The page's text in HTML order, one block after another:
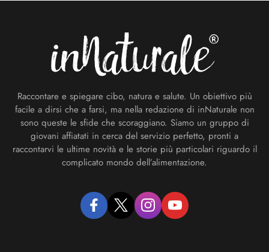
Raccontare e spiegare cibo, natura e salute. Un obiettivo più
facile a dirsi che a farsi, ma nella redazione di inNaturale non
sono queste le sfide che scoraggiano. Siamo un gruppo di
giovani affiatati in cerca del servizio perfetto, pronti a
raccontarvi le ultime novità e le storie più particolari riguardo il
complicato mondo dell’alimentazione.
facebooktwitter instagramyoutube